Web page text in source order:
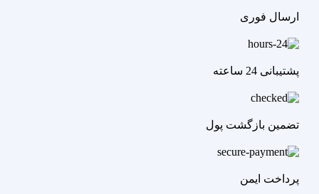
ارسال فوری
پشتیبانی 24 ساعته
تضمین بازگشت پول
پرداخت ایمن